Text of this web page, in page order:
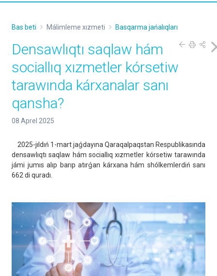
Bas beti Málimleme xızmeti Basqarma jańalıqları
Densawlıqtı saqlaw hám
sociallıq xızmetler kórsetiw
tarawında kárxanalar sanı
qansha?
08 Aprel 2025
2025-jıldıń 1-mart jaǵdayına Qaraqalpaqstan Respublikasında
densawlıqtı saqlaw hám sociallıq xızmetler kórsetiw tarawında
jámi jumıs alıp barıp atırǵan kárxana hám shólkemlerdiń sanı
662 di quradı.